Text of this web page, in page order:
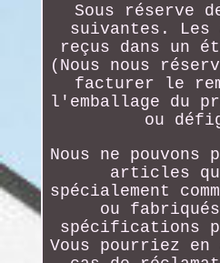
Sous réserve
suivantes.
reçus dans un
(Nous nous
facturer le
l'emballage du
ou
Nous ne pouvons
articles
spécialement
ou
spécifications
Vous pourriez